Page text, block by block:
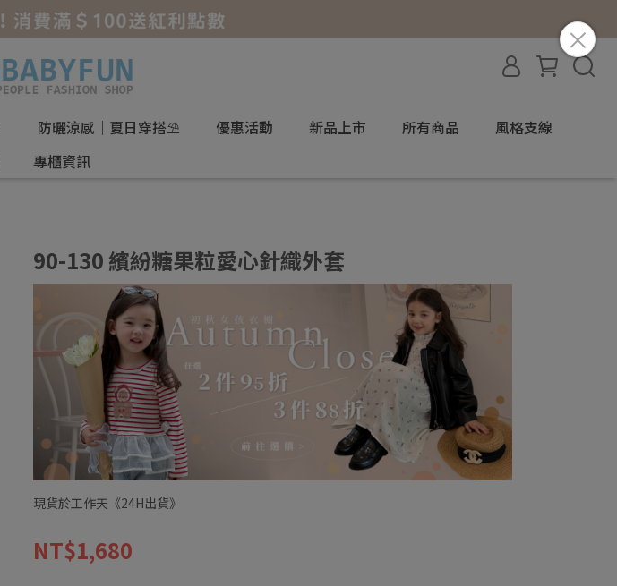
防曬涼感｜夏日穿搭⛱️ 優惠活動 新品上市 所有商品
風格支線
專櫃資訊
90-130 繽紛糖果粒愛心針織外套
現貨於工作天《24H出貨》
NT$1,680